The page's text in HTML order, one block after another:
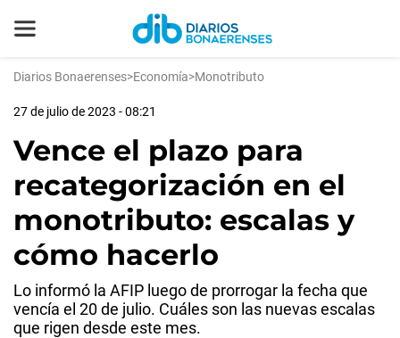
Diarios Bonaerenses>Economía>Monotributo
27 de julio de 2023 - 08:21
Vence el plazo para
recategorización en el
monotributo: escalas y
cómo hacerlo
Lo informó la AFIP luego de prorrogar la fecha que
vencía el 20 de julio. Cuáles son las nuevas escalas
que rigen desde este mes.